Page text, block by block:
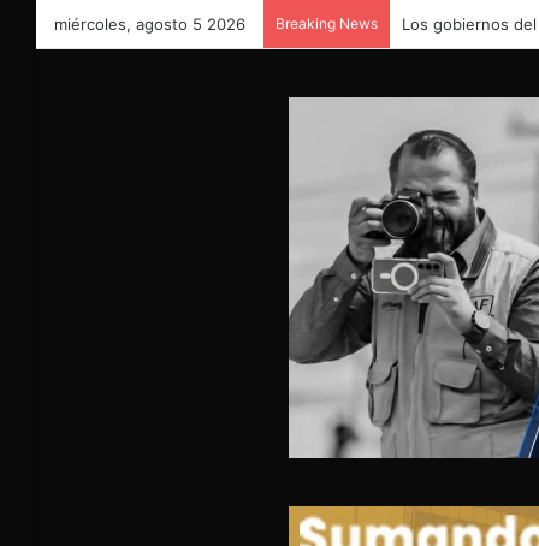
miércoles, agosto 5 2026 Breaking News Los gobiernos